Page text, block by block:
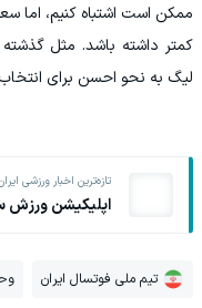
ممکن است اشتباه کنیم، اما
کمتر داشته باشد. مثل گذشته
لیگ به نحو احسن برای انتخاب
تازه‌ترین اخبار ورزشی
اپلیکیشن ورزش
تیم ملی فوتسال ایران